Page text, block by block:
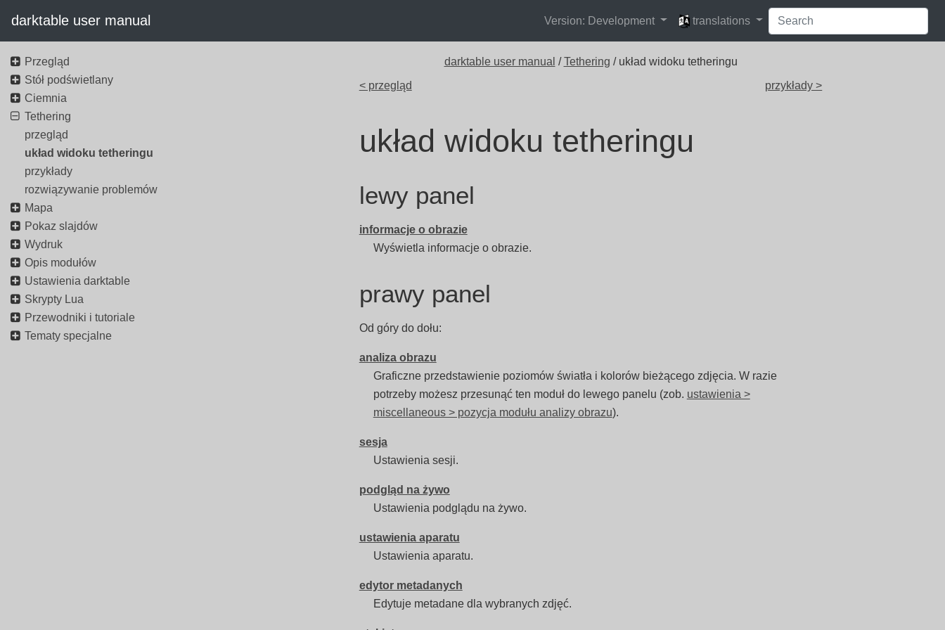
darktable user manual Version: Development
languages
translations
darktable user manual /Tethering / układ widoku tetheringu
< przegląd
przykłady >
układ widoku tetheringu
lewy panel
informacje o obrazie
Wyświetla informacje o obrazie.
prawy panel
Od góry do dołu:
analiza obrazu
Graficzne przedstawienie poziomów światła i kolorów bieżącego zdjęcia. W razie
potrzeby możesz przesunąć ten moduł do lewego panelu (zob. ustawienia >
miscellaneous > pozycja modułu analizy obrazu).
sesja
Ustawienia sesji.
podgląd na żywo
Ustawienia podglądu na żywo.
ustawienia aparatu
Ustawienia aparatu.
edytor metadanych
Edytuje metadane dla wybranych zdjęć.
Przegląd
Stół podświetlany
Ciemnia
Tethering
przegląd
układ widoku tetheringu
przykłady
rozwiązywanie problemów
Mapa
Pokaz slajdów
Wydruk
Opis modułów
Ustawienia darktable
Skrypty Lua
Przewodniki i tutoriale
Tematy specjalne